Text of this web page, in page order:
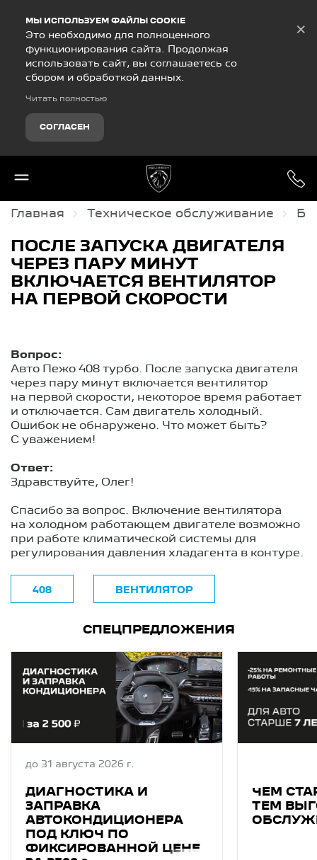
МЫ ИСПОЛЬЗУЕМ ФАЙЛЫ COOKIE
Это необходимо для полноценного
функционирования сайта. Продолжая
использовать сайт, вы соглашаетесь со
сбором и обработкой данных.
Читать полностью
СОГЛАСЕН
×
Главная Техническое обслуживание
ПОСЛЕ ЗАПУСКА ДВИГАТЕЛЯ
ЧЕРЕЗ ПАРУ МИНУТ
ВКЛЮЧАЕТСЯ ВЕНТИЛЯТОР
НА ПЕРВОЙ СКОРОСТИ
Вопрос:
Авто Пежо 408 турбо. После запуска двигателя
через пару минут включается вентилятор
на первой скорости, некоторое время работает
и отключается. Сам двигатель холодный.
Ошибок не обнаружено. Что может быть?
С уважением!
Ответ:
Здравствуйте, Олег!
Спасибо за вопрос. Включение вентилятора
на холодном работающем двигателе возможно
при работе климатической системы для
регулирования давления хладагента в контуре.
408 ВЕНТИЛЯТОР
СПЕЦПРЕДЛОЖЕНИЯ
до 31 августа 2026 г.
ДИАГНОСТИКA И
ЗAПPAВКA
АВТОКОНДИЦИОНEРA
ПОД КЛЮЧ ПО
ФИКСИРОВАННОЙ ЦЕНЕ
ЧЕМ
ТЕМ